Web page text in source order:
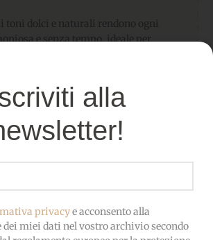
e senza tempo, ideale per
confetti
per la tavola delle cerimonie
con nastri, merletti, tulle e
per ottenere un risultato elegante e
il soggetto che preferisci,
fantasia che ami di più tra quelle
alla
privacye acconsento alla
miei dati nel vostro archivio secondo